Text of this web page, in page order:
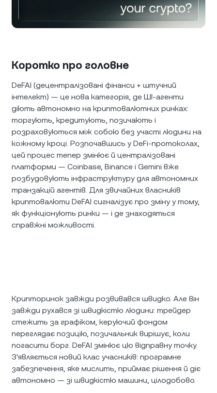
Ф'ючерси
Програма лояльності
Tether USDT 0,01%
Polkadot DOT
XRP XRP 2,79%
Solana SOL 3,66%
EURC EURC
Переглянути всі активи
Коротко про головне
DeFAI (децентралізовані фінанси + штучний
інтелект) — це нова категорія, де ШІ-агенти
діють автономно на криптовалютних ринках:
торгують, кредитують, позичають і
розраховуються між собою без участі людини на
кожному кроці. Розпочавшись у DeFi-протоколах,
цей процес тепер змінює й централізовані
платформи — Coinbase, Binance і Gemini вже
розбудовують інфраструктуру для автономних
транзакцій агентів. Для звичайних власників
криптовалюти DeFAI сигналізує про зміну у тому,
як функціонують ринки — і де знаходяться
справжні можливості.
Крипторинок завжди розвивався швидко. Але він
завжди рухався зі швидкістю людини: трейдер
стежить за графіком, керуючий фондом
переглядає позицію, позичальник вирішує, коли
погасити борг. DeFAI змінює цю відправну точку.
З'являється новий клас учасників: програмне
забезпечення, яке мислить, приймає рішення й діє
автономно — зі швидкістю машини, цілодобово.